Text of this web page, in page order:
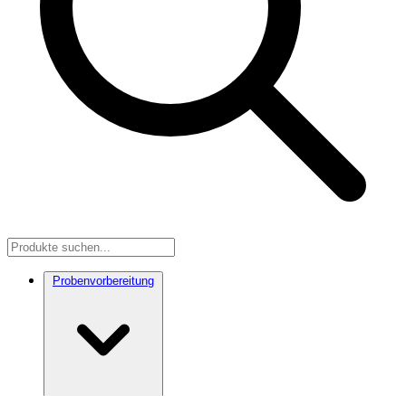
Probenvorbereitung